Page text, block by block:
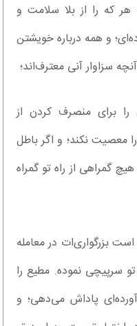
که را از بلا سلامت و
و همه درباره خویشتن
سزاوار آنی معترف‌اند؛
را برای منصرف کردن از
معصیت نکند؛ و اگر باطل
گمراهی از راه تو گمراه
بزرگواری‌ات در معامله
سرپیچی نموده. مطیع را
پاداش می‌دهی؛ و